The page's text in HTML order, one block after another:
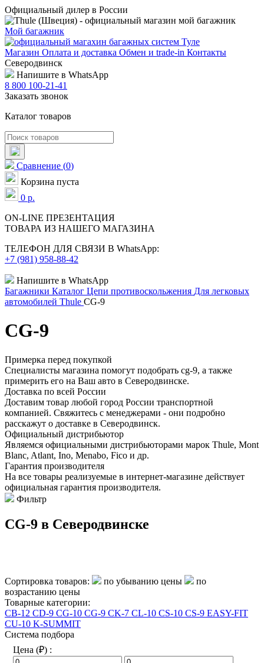
Официальный дилер в России
Мой багажник
Магазин Оплата и доставка Обмен и trade-in Контакты
Северодвинск
Напишите в WhatsApp
8 800 100-21-41
Заказать звонок
Каталог товаров
Сравнение (0)
Корзина пуста
0 р.
ON-LINE ПРЕЗЕНТАЦИЯ
ТОВАРА ИЗ НАШЕГО МАГАЗИНА
ТЕЛЕФОН ДЛЯ СВЯЗИ В WhatsApp:
+7 (981) 958-88-42
Напишите в WhatsApp
Багажники Каталог Цепи противоскольжения Для легковых
автомобилей Thule CG-9
CG-9
Примерка перед покупкой
Специалисты магазина помогут подобрать cg-9, а также
примерить его на Ваш авто в Северодвинске.
Доставка по всей России
Доставим товар любой город России транспортной
компанией. Свяжитесь с менеджерами - они подробно
расскажут о доставке в Северодвинск.
Официальный дистрибьютор
Являемся официальными дистрибьюторами марок Thule, Mont
Blanc, Atlant, Ino, Menabo, Fico и др.
Гарантия производителя
На все товары реализуемые в интернет-магазине действует
официальная гарантия производителя.
Фильтр
CG-9 в Северодвинске
Сортировка товаров: по убыванию цены
по
возрастанию цены
Товарные категории:
CB-12 CD-9 CG-10 CG-9 CK-7 CL-10 CS-10 CS-9 EASY-FIT
CU-10 K-SUMMIT
Система подбора
Цена (₽) :